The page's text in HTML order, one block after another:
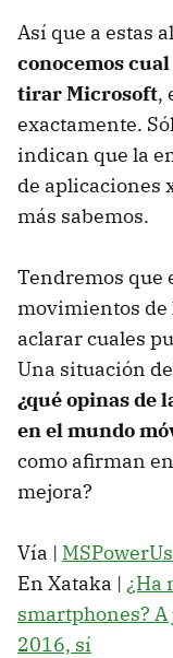
Así que a estas
conocemos
tirar Microsoft,
exactamente.
indican que la
de aplicaciones
más sabemos.
Tendremos que
movimientos
aclarar cuales
Una situación
¿qué opinas de
en el mundo
como afirman
mejora?
Vía |
En Xataka | ¿Ha
smartphones?
2016, sí